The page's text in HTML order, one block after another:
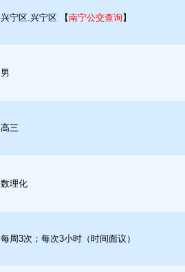
兴宁区.兴宁区 【南宁公交查询 】
男
高三
数理化
每周3次；每次3小时（时间面议）